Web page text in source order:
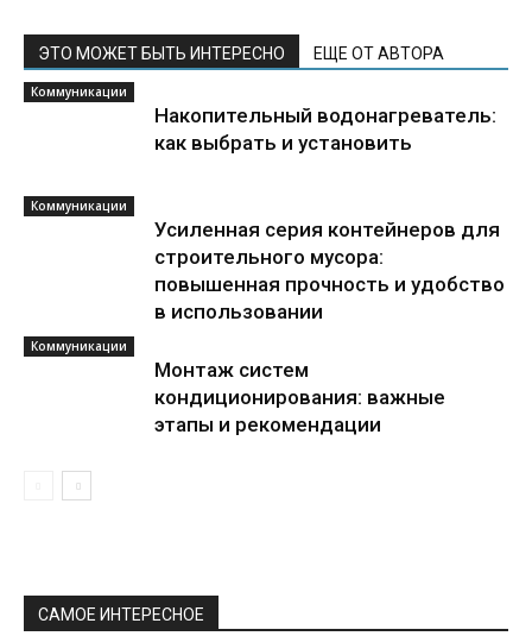
ЭТО МОЖЕТ БЫТЬ ИНТЕРЕСНО ЕЩЕ ОТ АВТОРА
Коммуникации
Накопительный водонагреватель:
как выбрать и установить
Коммуникации
Усиленная серия контейнеров для
строительного мусора:
повышенная прочность и удобство
в использовании
Коммуникации
Монтаж систем
кондиционирования: важные
этапы и рекомендации
САМОЕ ИНТЕРЕСНОЕ